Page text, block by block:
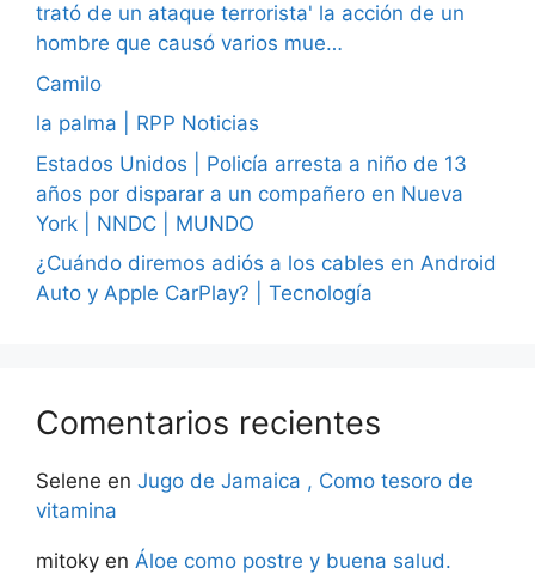
trató de un ataque terrorista' la acción de un
hombre que causó varios mue…
Camilo
la palma | RPP Noticias
Estados Unidos | Policía arresta a niño de 13
años por disparar a un compañero en Nueva
York | NNDC | MUNDO
¿Cuándo diremos adiós a los cables en Android
Auto y Apple CarPlay? | Tecnología
Comentarios recientes
Selene en Jugo de Jamaica , Como tesoro de
vitamina
mitoky en Áloe como postre y buena salud.